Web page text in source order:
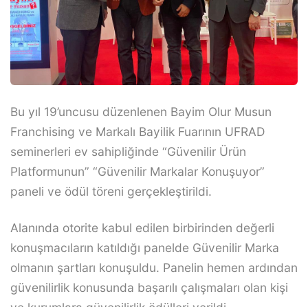
Bu yıl 19’uncusu düzenlenen Bayim Olur Musun
Franchising ve Markalı Bayilik Fuarının UFRAD
seminerleri ev sahipliğinde “Güvenilir Ürün
Platformunun” “Güvenilir Markalar Konuşuyor”
paneli ve ödül töreni gerçekleştirildi.
Alanında otorite kabul edilen birbirinden değerli
konuşmacıların katıldığı panelde Güvenilir Marka
olmanın şartları konuşuldu. Panelin hemen ardından
güvenilirlik konusunda başarılı çalışmaları olan kişi